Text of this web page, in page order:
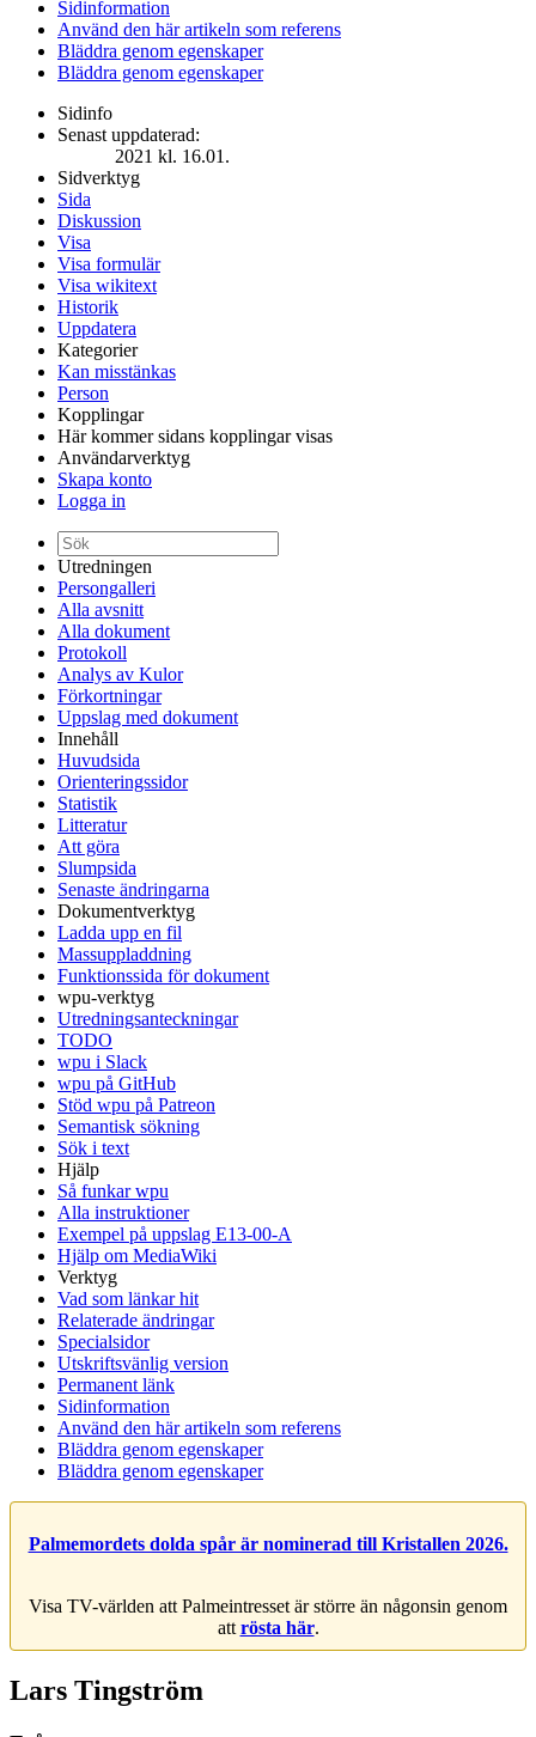
Sidinformation
Använd den här artikeln som referens
Bläddra genom egenskaper
Bläddra genom egenskaper
Sidinfo
Senast uppdaterad:
2021 kl. 16.01.
Sidverktyg
Sida
Diskussion
Visa
Visa formulär
Visa wikitext
Historik
Uppdatera
Kategorier
Kan misstänkas
Person
Kopplingar
Här kommer sidans kopplingar visas
Användarverktyg
Skapa konto
Logga in
Utredningen
Persongalleri
Alla avsnitt
Alla dokument
Protokoll
Analys av Kulor
Förkortningar
Uppslag med dokument
Innehåll
Huvudsida
Orienteringssidor
Statistik
Litteratur
Att göra
Slumpsida
Senaste ändringarna
Dokumentverktyg
Ladda upp en fil
Massuppladdning
Funktionssida för dokument
wpu-verktyg
Utredningsanteckningar
TODO
wpu i Slack
wpu på GitHub
Stöd wpu på Patreon
Semantisk sökning
Sök i text
Hjälp
Så funkar wpu
Alla instruktioner
Exempel på uppslag E13-00-A
Hjälp om MediaWiki
Verktyg
Vad som länkar hit
Relaterade ändringar
Specialsidor
Utskriftsvänlig version
Permanent länk
Sidinformation
Använd den här artikeln som referens
Bläddra genom egenskaper
Bläddra genom egenskaper
Palmemordets dolda spår är nominerad till Kristallen 2026.
Visa TV-världen att Palmeintresset är större än någonsin genom
att rösta här.
Lars Tingström